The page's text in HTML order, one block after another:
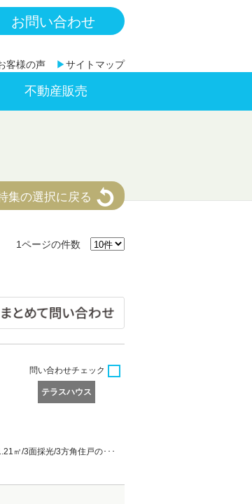
お問い合わせ
客様の声 ▶サイトマップ
不動産販売
集の選択に戻る
1ページの件数
テラスハウス
問い合わせチェック
㎡/3面採光/3方角住戸の･･･